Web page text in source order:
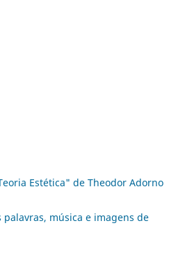
Estética" de Theodor Adorno
palavras, música e imagens de